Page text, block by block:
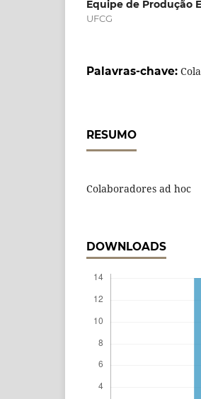
Equipe de Produção
UFCG
Palavras-chave:
RESUMO
Colaboradores ad hoc
DOWNLOADS